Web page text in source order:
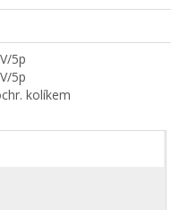
5p
5p
kolíkem